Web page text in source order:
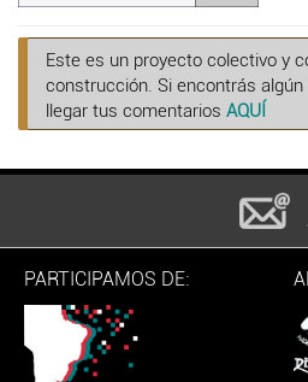
Este es un proyecto colectivo y
construcción. Si encontrás
llegar tus comentarios AQUÍ
PARTICIPAMOS DE: